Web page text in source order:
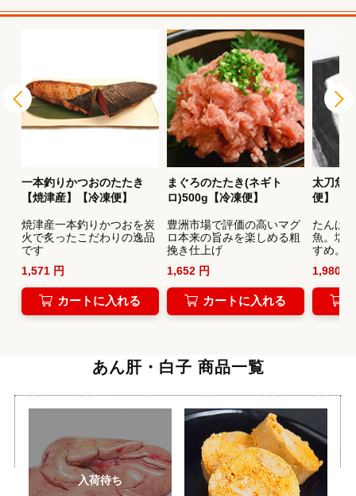
一本釣りかつおのたたき
【焼津産】【冷凍便】
焼津産一本釣りかつおを炭
火で炙ったこだわりの逸品
です
1,571 円
カートに入れる
まぐろのたたき(ネギト
ロ)500g【冷凍便】
豊洲市場で評価の高いマグ
ロ本来の旨みを楽しめる粗
挽き仕上げ
1,652 円
カートに入れる
太刀魚
便】
たんぱ
魚。塩
すめ。
1,980 円
あん肝・白子 商品一覧
入荷待ち